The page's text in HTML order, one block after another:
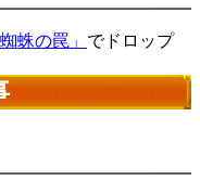
蛛の罠」 でドロップ